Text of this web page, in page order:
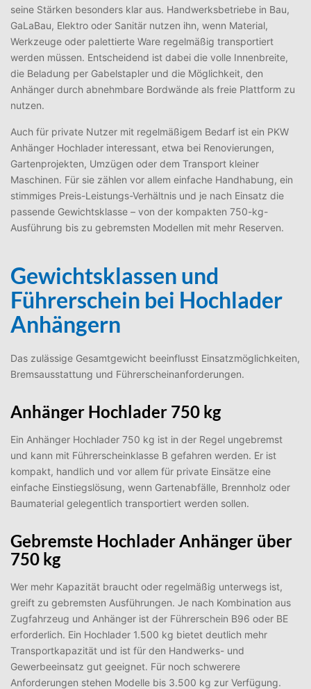
seine Stärken besonders klar aus. Handwerksbetriebe in Bau,
GaLaBau, Elektro oder Sanitär nutzen ihn, wenn Material,
Werkzeuge oder palettierte Ware regelmäßig transportiert
werden müssen. Entscheidend ist dabei die volle Innenbreite,
die Beladung per Gabelstapler und die Möglichkeit, den
Anhänger durch abnehmbare Bordwände als freie Plattform zu
nutzen.
Auch für private Nutzer mit regelmäßigem Bedarf ist ein PKW
Anhänger Hochlader interessant, etwa bei Renovierungen,
Gartenprojekten, Umzügen oder dem Transport kleiner
Maschinen. Für sie zählen vor allem einfache Handhabung, ein
stimmiges Preis-Leistungs-Verhältnis und je nach Einsatz die
passende Gewichtsklasse – von der kompakten 750-kg-
Ausführung bis zu gebremsten Modellen mit mehr Reserven.
Gewichtsklassen und
Führerschein bei Hochlader
Anhängern
Das zulässige Gesamtgewicht beeinflusst Einsatzmöglichkeiten,
Bremsausstattung und Führerscheinanforderungen.
Anhänger Hochlader 750 kg
Ein Anhänger Hochlader 750 kg ist in der Regel ungebremst
und kann mit Führerscheinklasse B gefahren werden. Er ist
kompakt, handlich und vor allem für private Einsätze eine
einfache Einstiegslösung, wenn Gartenabfälle, Brennholz oder
Baumaterial gelegentlich transportiert werden sollen.
Gebremste Hochlader Anhänger über
750 kg
Wer mehr Kapazität braucht oder regelmäßig unterwegs ist,
greift zu gebremsten Ausführungen. Je nach Kombination aus
Zugfahrzeug und Anhänger ist der Führerschein B96 oder BE
erforderlich. Ein Hochlader 1.500 kg bietet deutlich mehr
Transportkapazität und ist für den Handwerks- und
Gewerbeeinsatz gut geeignet. Für noch schwerere
Anforderungen stehen Modelle bis 3.500 kg zur Verfügung.